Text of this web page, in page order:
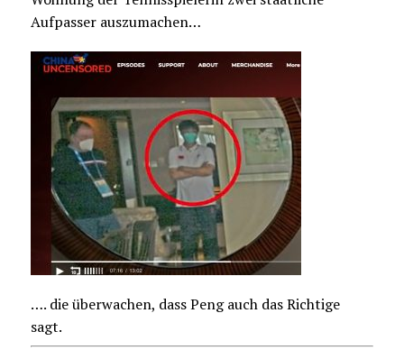
Aufpasser auszumachen…
…. die überwachen, dass Peng auch das Richtige
sagt.